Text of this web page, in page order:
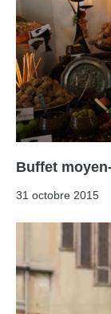
Buffet
31 octobre 2015